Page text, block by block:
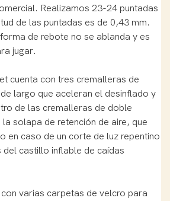
Realizamos 23-24 puntadas
de las puntadas es de 0,43 mm.
de rebote no se ablanda y es
jugar.
cuenta con tres cremalleras de
largo que aceleran el desinflado y
de las cremalleras de doble
solapa de retención de aire, que
en caso de un corte de luz repentino
castillo inflable de caídas
varias carpetas de velcro para